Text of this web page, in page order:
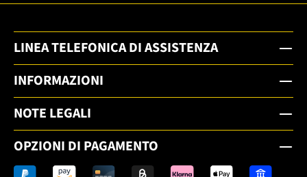
LINEA TELEFONICA DI ASSISTENZA
INFORMAZIONI
NOTE LEGALI
OPZIONI DI PAGAMENTO